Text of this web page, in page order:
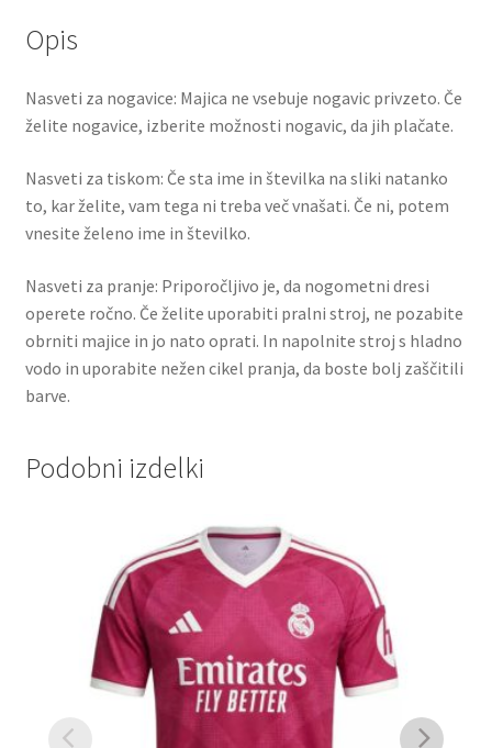
Opis
Nasveti za nogavice: Majica ne vsebuje nogavic privzeto. Če
želite nogavice, izberite možnosti nogavic, da jih plačate.
Nasveti za tiskom: Če sta ime in številka na sliki natanko
to, kar želite, vam tega ni treba več vnašati. Če ni, potem
vnesite želeno ime in številko.
Nasveti za pranje: Priporočljivo je, da nogometni dresi
operete ročno. Če želite uporabiti pralni stroj, ne pozabite
obrniti majice in jo nato oprati. In napolnite stroj s hladno
vodo in uporabite nežen cikel pranja, da boste bolj zaščitili
barve.
Podobni izdelki